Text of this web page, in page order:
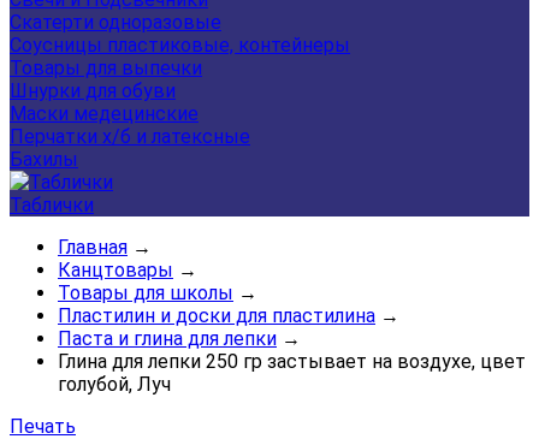
Скатерти одноразовые
Соусницы пластиковые, контейнеры
Товары для выпечки
Шнурки для обуви
Маски медецинские
Перчатки х/б и латексные
Бахилы
Таблички
Главная →
Канцтовары →
Товары для школы →
Пластилин и доски для пластилина →
Паста и глина для лепки →
Глина для лепки 250 гр застывает на воздухе, цвет
голубой, Луч
Печать